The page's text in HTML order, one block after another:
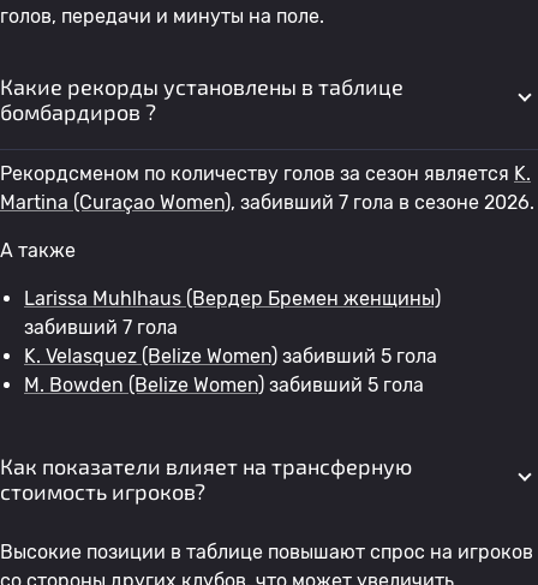
голов, передачи и минуты на поле.
Какие рекорды установлены в таблице
бомбардиров ?
Рекордсменом по количеству голов за сезон является K.
Martina (Curaçao Women), забивший 7 гола в сезоне 2026.
А также
Larissa Muhlhaus (Вердер Бремен женщины)
забивший 7 гола
K. Velasquez (Belize Women) забивший 5 гола
M. Bowden (Belize Women) забивший 5 гола
Как показатели влияет на трансферную
стоимость игроков?
Высокие позиции в таблице повышают спрос на игроков